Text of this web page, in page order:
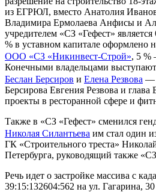
из ЕГРЮЛ, вместо Анатолия
Владимира Ермолаева Анфисы и
учредителем «СЗ «Гефест»
% в уставном капитале оформлено
ООО «СЗ «Никинвест-Строй», 5
Конечными владельцами
Беслан Берсиров и Елена Резвова —
Берсирова Евгения Резвова и
проекты в ресторанной сфере и
Также в «СЗ «Гефест» сменился
Николая Силантьева им стал один
ГК «Строительного треста»
Петербурга, руководящий также
Речь идет о застройке массива с
39:15:132604:562 на ул. Гагарина,